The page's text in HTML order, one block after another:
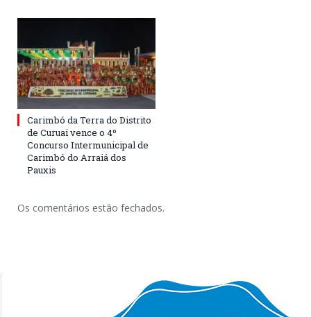
Carimbó da Terra do Distrito
de Curuai vence o 4º
Concurso Intermunicipal de
Carimbó do Arraiá dos
Pauxis
Os comentários estão fechados.